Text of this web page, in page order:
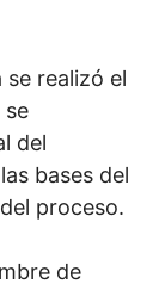
realizó el
se
del
bases del
proceso.
de